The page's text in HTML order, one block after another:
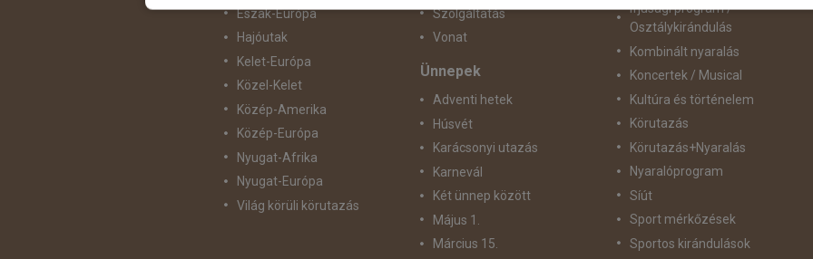
Észak-Európa
Hajóutak
Kelet-Európa
Közel-Kelet
Közép-Amerika
Közép-Európa
Nyugat-Afrika
Nyugat-Európa
Világ körüli körutazás
Szolgáltatás
Vonat
Ünnepek
Adventi hetek
Húsvét
Karácsonyi utazás
Karnevál
Két ünnep között
Május 1.
Március 15.
Ifjúsági program /
Osztálykirándulás
Kombinált nyaralás
Koncertek / Musical
Kultúra és történelem
Körutazás
Körutazás+Nyaralás
Nyaralóprogram
Síút
Sport mérkőzések
Sportos kirándulások